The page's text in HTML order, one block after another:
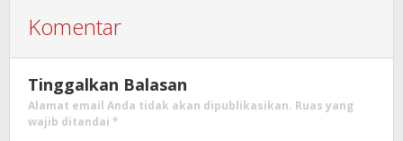
Komentar
Tinggalkan Balasan
Alamat email Anda tidak akan dipublikasikan. Ruas yang
wajib ditandai *